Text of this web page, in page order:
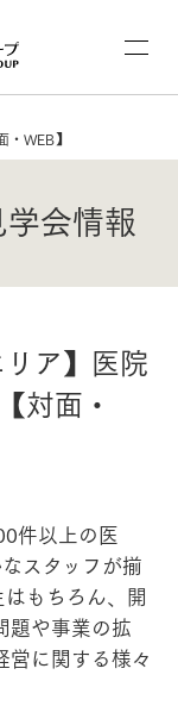
WEB】
会情報
ア】医院
対面・
件以上の医
スタッフが揃
もちろん、開
題や事業の拡
に関する様々